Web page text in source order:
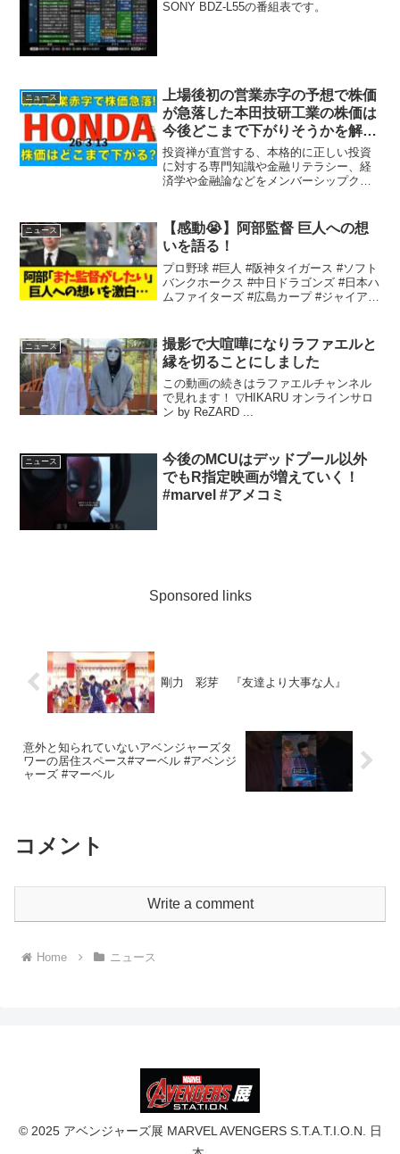
SONY BDZ-L55の番組表です。
ニュース
上場後初の営業赤字の予想で株価
が急落した本田技研工業の株価は
今後どこまで下がりそうかを解説
します
投資禅が直営する、本格的に正しい投資
に対する専門知識や金融リテラシー、経
済学や金融論などをメンバーシップクラ
ニュース
【感動😭】阿部監督 巨人への想
いを語る！
プロ野球 #巨人 #阪神タイガース #ソフト
バンクホークス #中日ドラゴンズ #日本ハ
ムファイターズ #広島カープ #ジャイアン
ニュース
撮影で大喧嘩になりラファエルと
縁を切ることにしました
この動画の続きはラファエルチャンネル
で見れます！ ▽HIKARU オンラインサロ
ン by ReZARD ...
ニュース
今後のMCUはデッドプール以外
でもR指定映画が増えていく！
#marvel #アメコミ
Sponsored links
剛力 彩芽 『友達より大事な人』
意外と知られていないアベンジャーズタ
ワーの居住スペース#マーベル #アベンジ
ャーズ #マーベル
コメント
Write a comment
Home ニュース
© 2025 アベンジャーズ展 MARVEL AVENGERS S.T.A.T.I.O.N. 日